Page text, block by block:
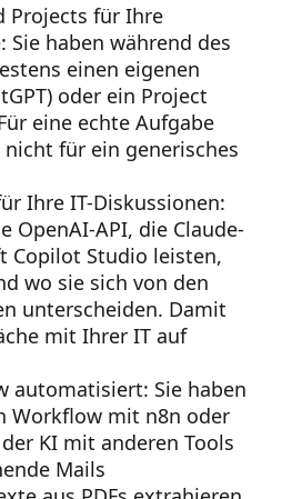
Projects für Ihre
Sie haben während des
einen eigenen
oder ein Project
eine echte Aufgabe
für ein generisches
Ihre IT-Diskussionen:
OpenAI-API, die Claude-
Copilot Studio leisten,
wo sie sich von den
unterscheiden. Damit
mit Ihrer IT auf
automatisiert: Sie haben
Workflow mit n8n oder
KI mit anderen Tools
Mails